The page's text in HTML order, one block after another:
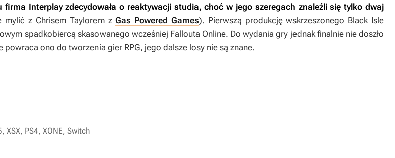
Interplay zdecydowała o reaktywacji studia, choć w jego szeregach znaleźli się tylko dwaj
mylić z Chrisem Taylorem zGas Powered Games). Pierwszą produkcję wskrzeszonego Black Isle
spadkobiercą skasowanego wcześniej Fallouta Online. Do wydania gry jednak finalnie nie doszło
ono do tworzenia gier RPG, jego dalsze losy nie są znane.
XSX, PS4, XONE, Switch